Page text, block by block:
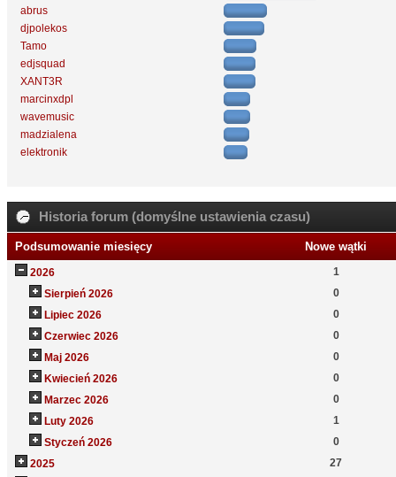
abrus
djpolekos
Tamo
edjsquad
XANT3R
marcinxdpl
wavemusic
madzialena
elektronik
Historia forum (domyślne ustawienia czasu)
Podsumowanie miesięcy Nowe wątki
2026
1
Sierpień 2026
0
Lipiec 2026
0
Czerwiec 2026
0
Maj 2026
0
Kwiecień 2026
0
Marzec 2026
0
Luty 2026
1
Styczeń 2026
0
2025
27